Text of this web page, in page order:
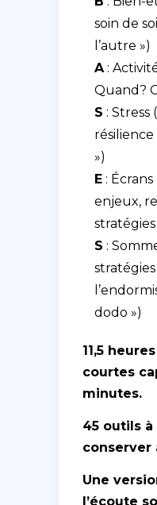
soin de
l’autre »)
A :
Quand?
S : Stress
»)
E :
enjeux,
stratégies
S :
dodo »)
11,5
courtes
minutes.
45 outils
conserver
Une
l’écoute